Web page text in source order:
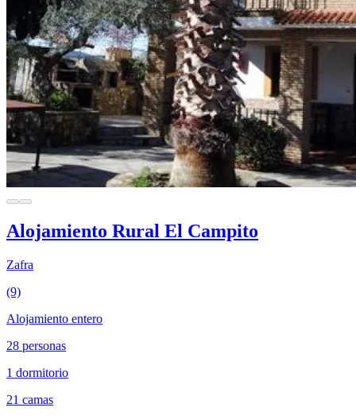
Alojamiento Rural El Campito
Zafra
(9)
Alojamiento entero
28 personas
1 dormitorio
21 camas